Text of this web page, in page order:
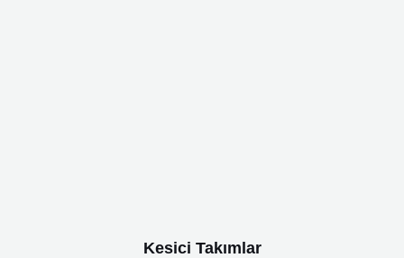
Kesici Takımlar